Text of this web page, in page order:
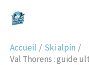
Accueil
Ski alpin
Val Thorens : guide
e
c
h